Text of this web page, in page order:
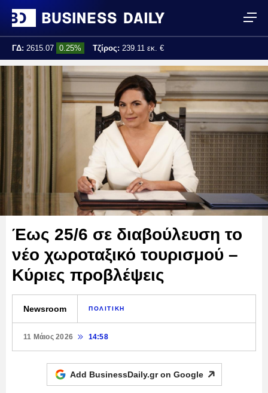
ΓΔ: 2615.07 0.25% Τζίρος: 239.11 εκ. €
Τελ. ενημέρωση: 17:25:01
Έως 25/6 σε διαβούλευση το
νέο χωροταξικό τουρισμού –
Κύριες προβλέψεις
Newsroom ΠΟΛΙΤΙΚΗ
11 Μάιος 2026 14:58
Add BusinessDaily.gr on Google